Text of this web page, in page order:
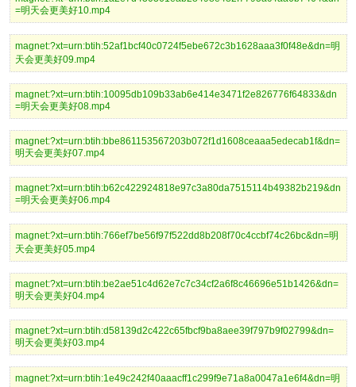
=明天会更美好10.mp4
magnet:?xt=urn:btih:52af1bcf40c0724f5ebe672c3b1628aaa3f0f48e&dn=明
天会更美好09.mp4
magnet:?xt=urn:btih:10095db109b33ab6e414e3471f2e826776f64833&dn
=明天会更美好08.mp4
magnet:?xt=urn:btih:bbe861153567203b072f1d1608ceaaa5edecab1f&dn=
明天会更美好07.mp4
magnet:?xt=urn:btih:b62c422924818e97c3a80da7515114b49382b219&dn
=明天会更美好06.mp4
magnet:?xt=urn:btih:766ef7be56f97f522dd8b208f70c4ccbf74c26bc&dn=明
天会更美好05.mp4
magnet:?xt=urn:btih:be2ae51c4d62e7c7c34cf2a6f8c46696e51b1426&dn=
明天会更美好04.mp4
magnet:?xt=urn:btih:d58139d2c422c65fbcf9ba8aee39f797b9f02799&dn=
明天会更美好03.mp4
magnet:?xt=urn:btih:1e49c242f40aaacff1c299f9e71a8a0047a1e6f4&dn=明